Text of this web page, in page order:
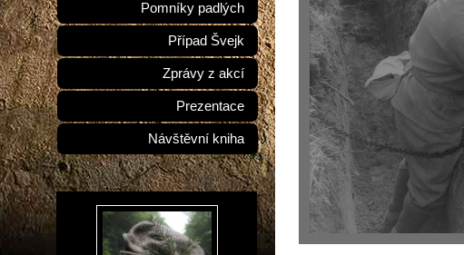
Pomníky padlých
Případ Švejk
Zprávy z akcí
Prezentace
Návštěvní kniha